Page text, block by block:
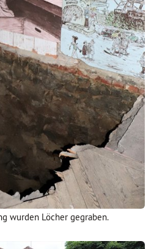
wurden Löcher gegraben.